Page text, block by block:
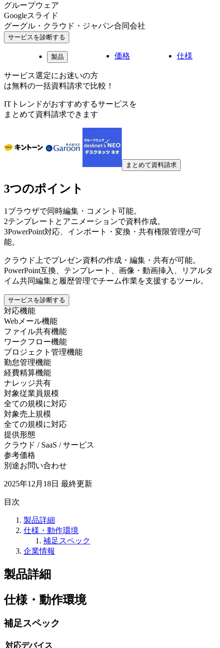
グループウェア
Googleスライド
グーグル・クラウド・ジャパン合同会社
サービスを診断する
製品 価格 仕様
サービス選定にお迷いの方
は無料の一括資料請求で比較！
ITトレンドがおすすめするサービスを
まとめて資料請求できます
まとめて資料請求
3つのポイント
1 ブラウザで同時編集・コメント可能。
2テンプレートとアニメーションで資料作成。
3PowerPoint対応、インポート・変換・共有権限管理が可
能。
クラウド上でプレゼン資料の作成・編集・共有が可能。
PowerPoint互換、テンプレート、画像・動画挿入、リアルタ
イム共同編集と履歴管理でチーム作業を支援するツール。
サービスを診断する
対応機能
Webメール機能
ファイル共有機能
ワークフロー機能
プロジェクト管理機能
勤怠管理機能
経費精算機能
ナレッジ共有
対象従業員規模
全ての規模に対応
対象売上規模
全ての規模に対応
提供形態
クラウド / SaaS / サービス
参考価格
別途お問い合わせ
2025年12月18日 最終更新
目次
製品詳細
仕様・動作環境
補足スペック
企業情報
製品詳細
仕様・動作環境
補足スペック
対応デバイス